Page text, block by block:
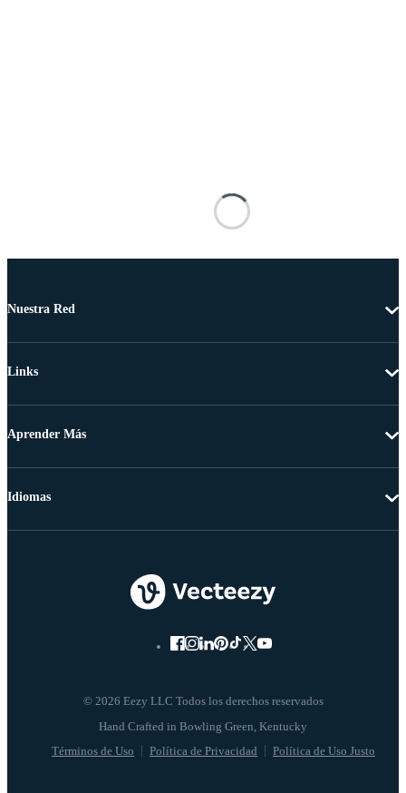
Nuestra Red
Links
Aprender Más
© 2026 Eezy LLC Todos los derechos reservados
Términos de Uso Política de Privacidad Política de Uso Justo
Idiomas